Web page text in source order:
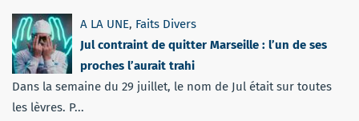
A LA UNE, Faits Divers
Jul contraint de quitter Marseille : l’un de ses
proches l’aurait trahi
Dans la semaine du 29 juillet, le nom de Jul était sur toutes
les lèvres. P...